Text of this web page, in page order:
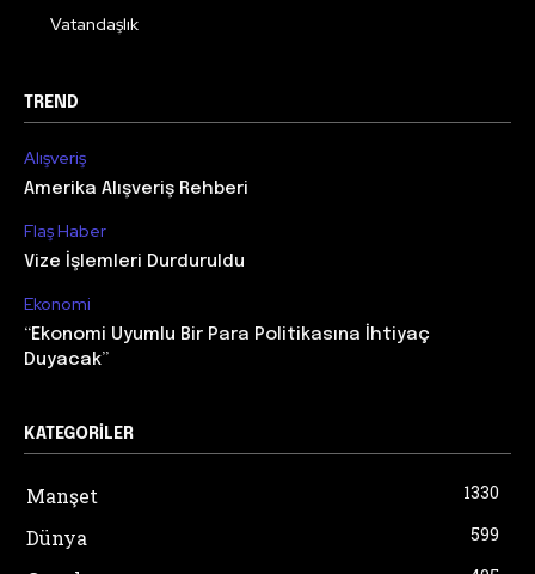
Vatandaşlık
TREND
Alışveriş
Amerika Alışveriş Rehberi
Flaş Haber
Vize İşlemleri Durduruldu
Ekonomi
“Ekonomi Uyumlu Bir Para Politikasına İhtiyaç
Duyacak”
KATEGORILER
Manşet 1330
Dünya 599